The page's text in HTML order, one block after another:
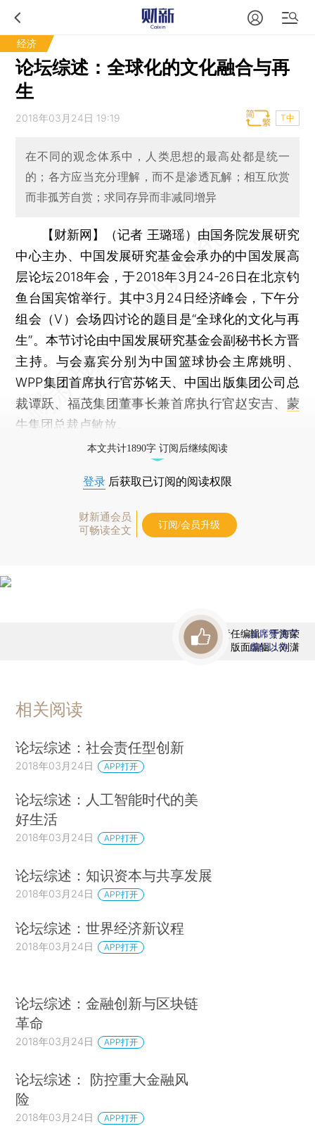
经济
论坛综述：全球化的文化融合与再
生
2018年03月24日 19:19 T中
在不同的观念体系中，人类思想的最高处都是统一
的；各方应当充分理解，而不是渗透瓦解；相互欣赏
而非孤芳自赏；求同存异而非减同增异
【财新网】（记者 王璐瑶） 由国务院发展研究
中心主办、中国发展研究基金会承办的中国发展高
层论坛2018年会，于2018年3月24-26日在北京钓
鱼台国宾馆举行。其中3月24日经济峰会，下午分
组会（V）会场四讨论的题目是“全球化的文化与再
生”。本节讨论由中国发展研究基金会副秘书长方晋
主持。与会嘉宾分别为中国篮球协会主席姚明、
WPP集团首席执行官苏铭天、中国出版集团公司总
裁谭跃、福茂集团董事长兼首席执行官赵安吉、 蒙
牛集团 总裁卢敏放。
本文共计1890字 订阅后继续阅读
登录 后获取已订阅的阅读权限
财新通会员
可畅读全文
订阅/会员升级
责任编辑：于海荣
版面编辑：刘潇
首席赞赏官
虚位以待
相关阅读
论坛综述：社会责任型创新
2018年03月24日 APP打开
论坛综述：人工智能时代的美
好生活
2018年03月24日 APP打开
论坛综述：知识资本与共享发展
2018年03月24日 APP打开
论坛综述：世界经济新议程
2018年03月24日 APP打开
论坛综述：金融创新与区块链
革命
2018年03月24日 APP打开
论坛综述： 防控重大金融风
险
2018年03月24日 APP打开